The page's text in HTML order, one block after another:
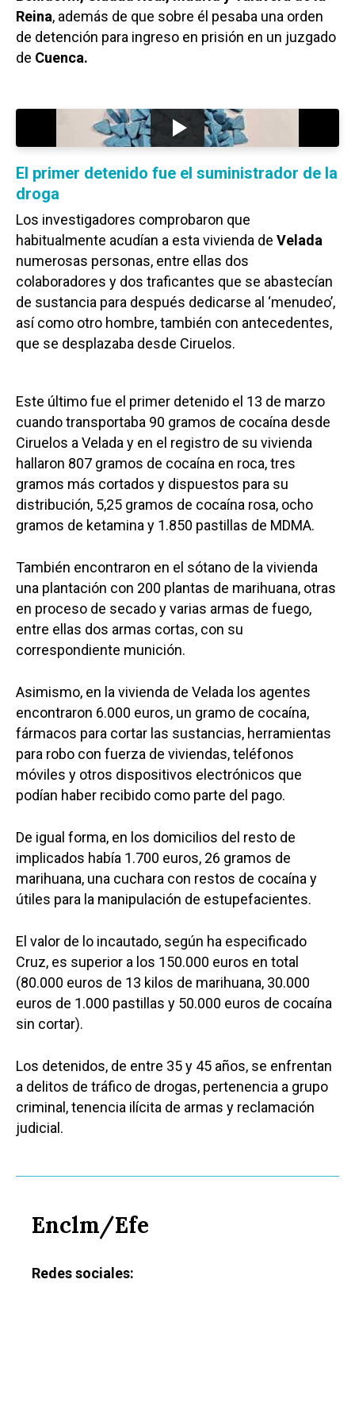
Reina, además de que sobre él pesaba una orden
de detención para ingreso en prisión en un juzgado
de Cuenca.
El primer detenido fue el suministrador de la
droga
Los investigadores comprobaron que
habitualmente acudían a esta vivienda de Velada
numerosas personas, entre ellas dos
colaboradores y dos traficantes que se abastecían
de sustancia para después dedicarse al ‘menudeo’,
así como otro hombre, también con antecedentes,
que se desplazaba desde Ciruelos.
Este último fue el primer detenido el 13 de marzo
cuando transportaba 90 gramos de cocaína desde
Ciruelos a Velada y en el registro de su vivienda
hallaron 807 gramos de cocaína en roca, tres
gramos más cortados y dispuestos para su
distribución, 5,25 gramos de cocaína rosa, ocho
gramos de ketamina y 1.850 pastillas de MDMA.
También encontraron en el sótano de la vivienda
una plantación con 200 plantas de marihuana, otras
en proceso de secado y varias armas de fuego,
entre ellas dos armas cortas, con su
correspondiente munición.
Asimismo, en la vivienda de Velada los agentes
encontraron 6.000 euros, un gramo de cocaína,
fármacos para cortar las sustancias, herramientas
para robo con fuerza de viviendas, teléfonos
móviles y otros dispositivos electrónicos que
podían haber recibido como parte del pago.
De igual forma, en los domicilios del resto de
implicados había 1.700 euros, 26 gramos de
marihuana, una cuchara con restos de cocaína y
útiles para la manipulación de estupefacientes.
El valor de lo incautado, según ha especificado
Cruz, es superior a los 150.000 euros en total
(80.000 euros de 13 kilos de marihuana, 30.000
euros de 1.000 pastillas y 50.000 euros de cocaína
sin cortar).
Los detenidos, de entre 35 y 45 años, se enfrentan
a delitos de tráfico de drogas, pertenencia a grupo
criminal, tenencia ilícita de armas y reclamación
judicial.
Enclm/Efe
Redes sociales: